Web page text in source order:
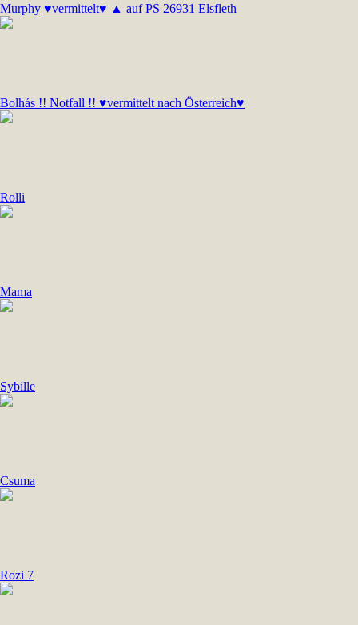
Murphy ♥vermittelt♥ ▲ auf PS 26931 Elsfleth
Bolhás !! Notfall !! ♥vermittelt nach Österreich♥
Rolli
Mama
Sybille
Csuma
Rozi 7